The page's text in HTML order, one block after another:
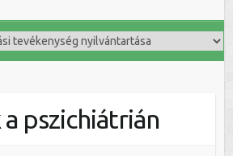
pszichiátrián